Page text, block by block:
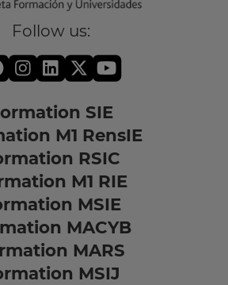
Follow us:
SIE
M1 RensIE
RSIC
M1 RIE
MSIE
MACYB
MARS
MSIJ